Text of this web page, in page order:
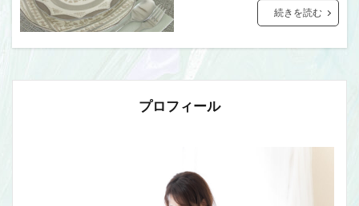
続きを読む
プロフィール